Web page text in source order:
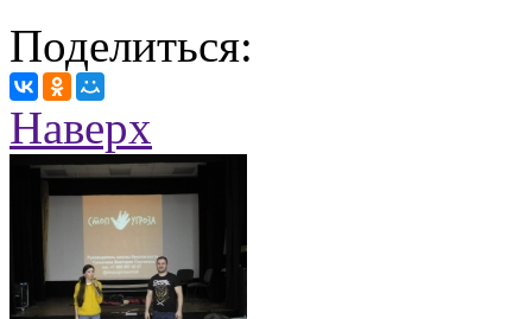
Поделиться:
Наверх